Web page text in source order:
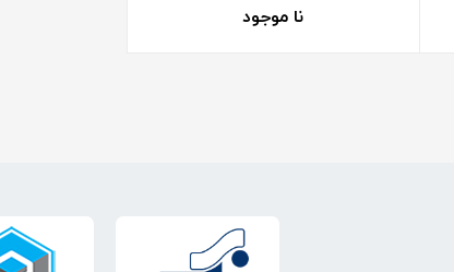
نا موجود